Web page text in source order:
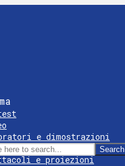
e dimostrazioni
e proiezioni
Search